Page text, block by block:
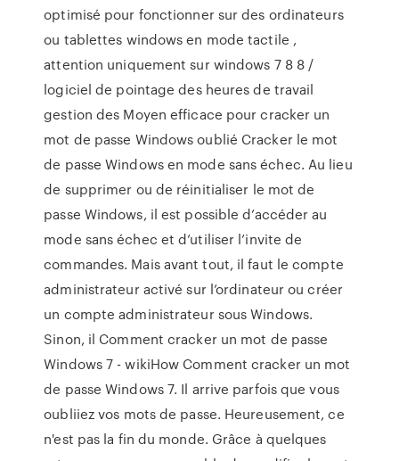
optimisé pour fonctionner sur des ordinateurs
ou tablettes windows en mode tactile ,
attention uniquement sur windows 7 8 8 /
logiciel de pointage des heures de travail
gestion des Moyen efficace pour cracker un
mot de passe Windows oublié Cracker le mot
de passe Windows en mode sans échec. Au lieu
de supprimer ou de réinitialiser le mot de
passe Windows, il est possible d’accéder au
mode sans échec et d’utiliser l’invite de
commandes. Mais avant tout, il faut le compte
administrateur activé sur l’ordinateur ou créer
un compte administrateur sous Windows.
Sinon, il Comment cracker un mot de passe
Windows 7 - wikiHow Comment cracker un mot
de passe Windows 7. Il arrive parfois que vous
oubliiez vos mots de passe. Heureusement, ce
n'est pas la fin du monde. Grâce à quelques